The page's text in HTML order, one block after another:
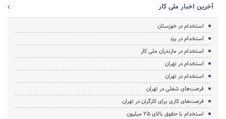
آخرین اخبار ملی کار
استخدام در خوزستان
استخدام در یزد
استخدام در مازندران ملی کار
استخدام در تهران
استخدام در تهران
فرصت‌های شغلی در تهران
فرصت‌های کاری برای کارگران در تهران
استخدام با حقوق بالای 25 میلیون